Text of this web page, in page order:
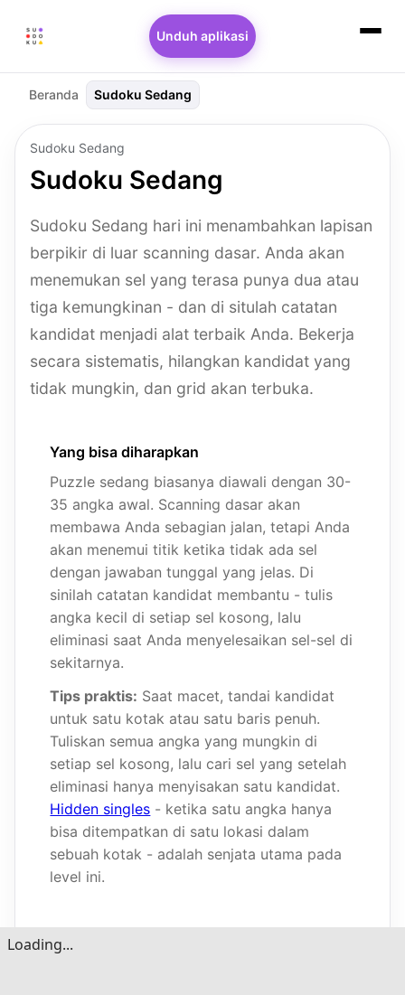
Unduh aplikasi
Beranda Sudoku Sedang
Sudoku Sedang
Sudoku Sedang
Sudoku Sedang hari ini menambahkan lapisan
berpikir di luar scanning dasar. Anda akan
menemukan sel yang terasa punya dua atau
tiga kemungkinan - dan di situlah catatan
kandidat menjadi alat terbaik Anda. Bekerja
secara sistematis, hilangkan kandidat yang
tidak mungkin, dan grid akan terbuka.
Yang bisa diharapkan
Puzzle sedang biasanya diawali dengan 30-
35 angka awal. Scanning dasar akan
membawa Anda sebagian jalan, tetapi Anda
akan menemui titik ketika tidak ada sel
dengan jawaban tunggal yang jelas. Di
sinilah catatan kandidat membantu - tulis
angka kecil di setiap sel kosong, lalu
eliminasi saat Anda menyelesaikan sel-sel di
sekitarnya.
Tips praktis: Saat macet, tandai kandidat
untuk satu kotak atau satu baris penuh.
Tuliskan semua angka yang mungkin di
setiap sel kosong, lalu cari sel yang setelah
eliminasi hanya menyisakan satu kandidat.
Hidden singles - ketika satu angka hanya
bisa ditempatkan di satu lokasi dalam
sebuah kotak - adalah senjata utama pada
level ini.